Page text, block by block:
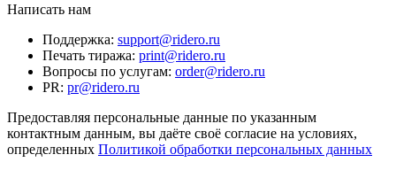
Написать нам
Поддержка: support@ridero.ru
Печать тиража: print@ridero.ru
Вопросы по услугам: order@ridero.ru
PR: pr@ridero.ru
Предоставляя персональные данные по указанным
контактным данным, вы даёте своё согласие на условиях,
определенных Политикой обработки персональных данных